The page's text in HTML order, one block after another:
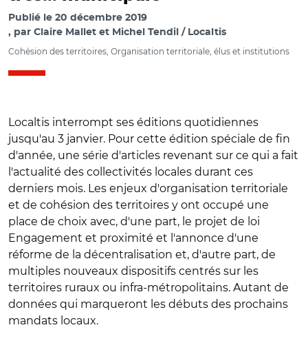
Publié le 20 décembre 2019
par Claire Mallet et Michel Tendil / Localtis
Cohésion des territoires, Organisation territoriale, élus et institutions
Localtis interrompt ses éditions quotidiennes
jusqu'au 3 janvier. Pour cette édition spéciale de fin
d'année, une série d'articles revenant sur ce qui a fait
l'actualité des collectivités locales durant ces
derniers mois. Les enjeux d'organisation territoriale
et de cohésion des territoires y ont occupé une
place de choix avec, d'une part, le projet de loi
Engagement et proximité et l'annonce d'une
réforme de la décentralisation et, d'autre part, de
multiples nouveaux dispositifs centrés sur les
territoires ruraux ou infra-métropolitains. Autant de
données qui marqueront les débuts des prochains
mandats locaux.